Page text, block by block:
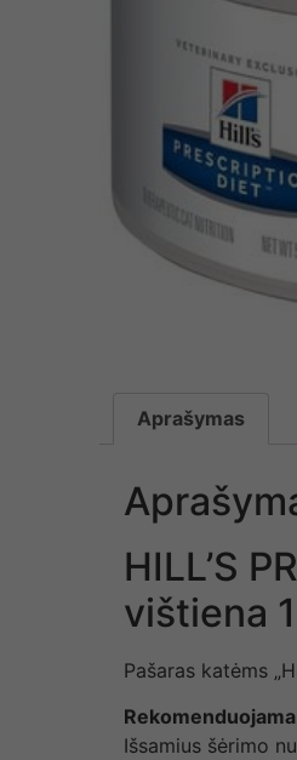
Aprašymas
HILL’S
vištiena
Pašaras katėms
Išsamius šėrimo